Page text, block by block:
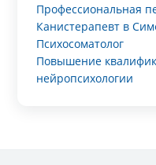
Профессиональная
Канистерапевт в
Психосоматолог
Повышение
нейропсихологии